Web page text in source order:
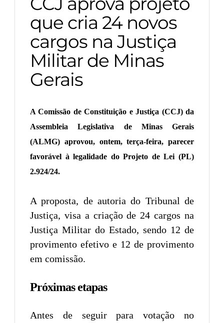
que cria 24 novos
cargos na Justiça
Militar de Minas
Gerais
A Comissão de Constituição e Justiça (CCJ) da
Assembleia Legislativa de Minas Gerais
(ALMG) aprovou, ontem, terça-feira, parecer
favorável à legalidade do Projeto de Lei (PL)
2.924/24.
A proposta, de autoria do Tribunal de
Justiça, visa a criação de 24 cargos na
Justiça Militar do Estado, sendo 12 de
provimento efetivo e 12 de provimento
em comissão.
Próximas etapas
Antes de seguir para votação no